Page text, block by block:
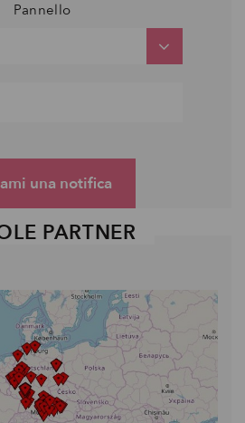
Pannello
una notifica
PARTNER